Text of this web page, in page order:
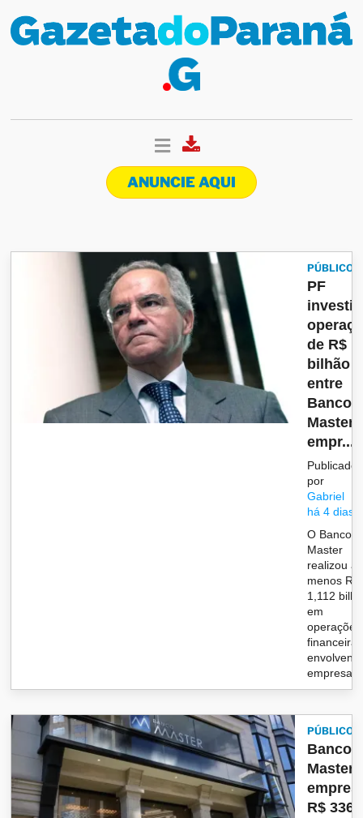
ANUNCIE AQUI
PÚBLICO
PF
de R$
bilhão
entre
Banco
Master
empr...
Publicado
por
Gabriel
há 4 dias
O Banco
Master
realizou
menos R$
1,112
em
operações
financeiras
empresas
PÚBLICO
Banco
Master
R$ 336